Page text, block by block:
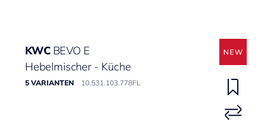
KWC BEVO E
Hebelmischer - Küche
5 VARIANTEN 10.531.103.778FL